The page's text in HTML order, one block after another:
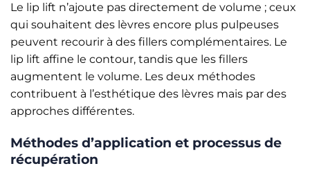
Le lip lift n’ajoute pas directement de volume ; ceux
qui souhaitent des lèvres encore plus pulpeuses
peuvent recourir à des fillers complémentaires. Le
lip lift affine le contour, tandis que les fillers
augmentent le volume. Les deux méthodes
contribuent à l’esthétique des lèvres mais par des
approches différentes.
Méthodes d’application et processus de
récupération